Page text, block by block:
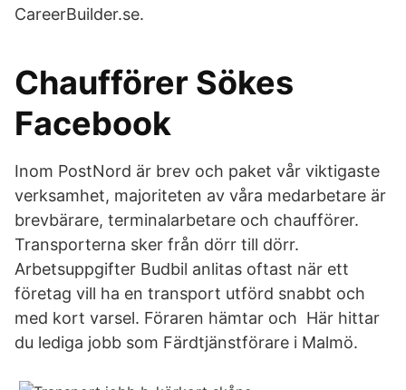
CareerBuilder.se.
Chaufförer Sökes
Facebook
Inom PostNord är brev och paket vår viktigaste
verksamhet, majoriteten av våra medarbetare är
brevbärare, terminalarbetare och chaufförer.
Transporterna sker från dörr till dörr.
Arbetsuppgifter Budbil anlitas oftast när ett
företag vill ha en transport utförd snabbt och
med kort varsel. Föraren hämtar och Här hittar
du lediga jobb som Färdtjänstförare i Malmö.